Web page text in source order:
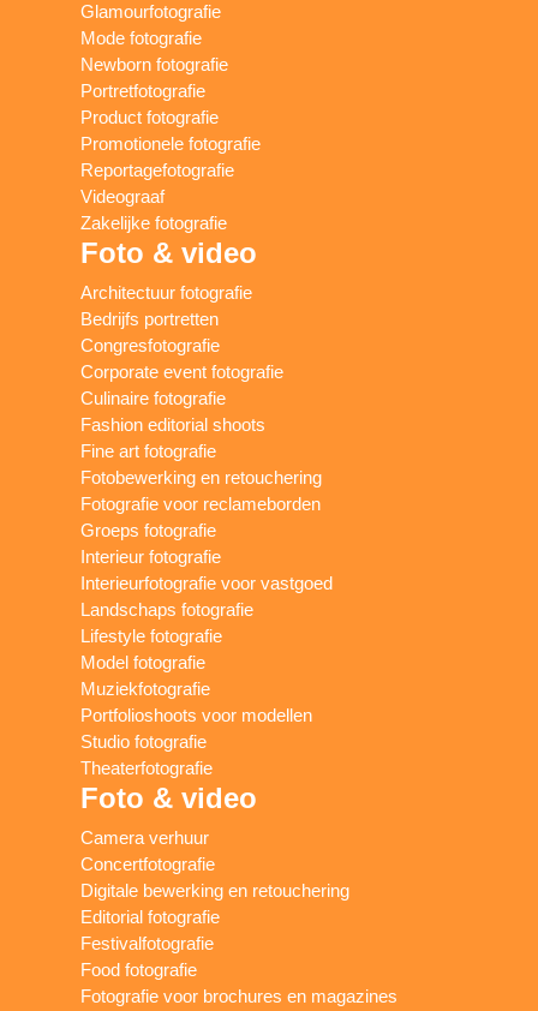
Glamourfotografie
Mode fotografie
Newborn fotografie
Portretfotografie
Product fotografie
Promotionele fotografie
Reportagefotografie
Videograaf
Zakelijke fotografie
Foto & video
Architectuur fotografie
Bedrijfs portretten
Congresfotografie
Corporate event fotografie
Culinaire fotografie
Fashion editorial shoots
Fine art fotografie
Fotobewerking en retouchering
Fotografie voor reclameborden
Groeps fotografie
Interieur fotografie
Interieurfotografie voor vastgoed
Landschaps fotografie
Lifestyle fotografie
Model fotografie
Muziekfotografie
Portfolioshoots voor modellen
Studio fotografie
Theaterfotografie
Foto & video
Camera verhuur
Concertfotografie
Digitale bewerking en retouchering
Editorial fotografie
Festivalfotografie
Food fotografie
Fotografie voor brochures en magazines